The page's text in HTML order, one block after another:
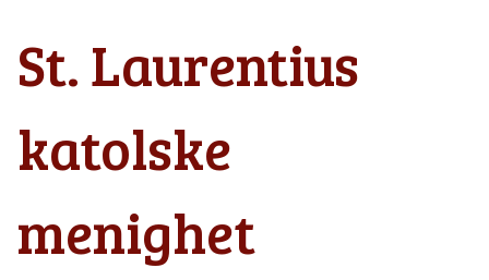
innholdet
St. Laurentius
katolske
menighet